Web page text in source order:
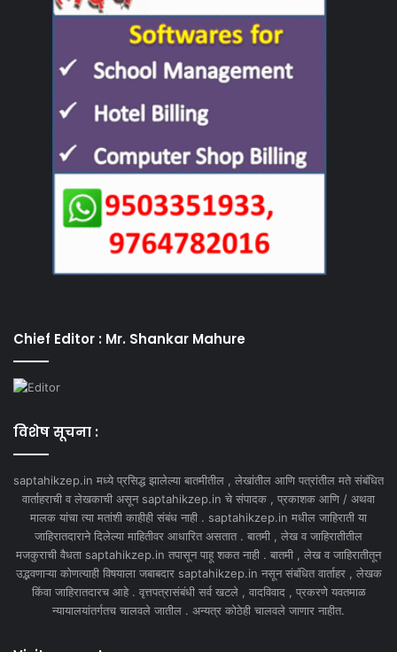
Chief Editor : Mr. Shankar Mahure
विशेष सूचना :
saptahikzep.in मध्ये प्रसिद्ध झालेल्या बातमीतील , लेखांतील आणि पत्रांतील मते संबंधित
वार्ताहराची व लेखकाची असून saptahikzep.in चे संपादक , प्रकाशक आणि / अथवा
मालक यांचा त्या मतांशी काहीही संबंध नाही . saptahikzep.in मधील जाहिराती या
जाहिरातदाराने दिलेल्या माहितीवर आधारित असतात . बातमी , लेख व जाहिरातीतील
मजकुराची वैधता saptahikzep.in तपासून पाहू शकत नाही . बातमी , लेख व जाहिरातीतून
उद्भवणाऱ्या कोणत्याही विषयाला जबाबदार saptahikzep.in नसून संबंधित वार्ताहर , लेखक
किंवा जाहिरातदारच आहे . वृत्तपत्रासंबंधी सर्व खटले , वादविवाद , प्रकरणे यवतमाळ
न्यायालयांतर्गतच चालवले जातील . अन्यत्र कोठेही चालवले जाणार नाहीत.